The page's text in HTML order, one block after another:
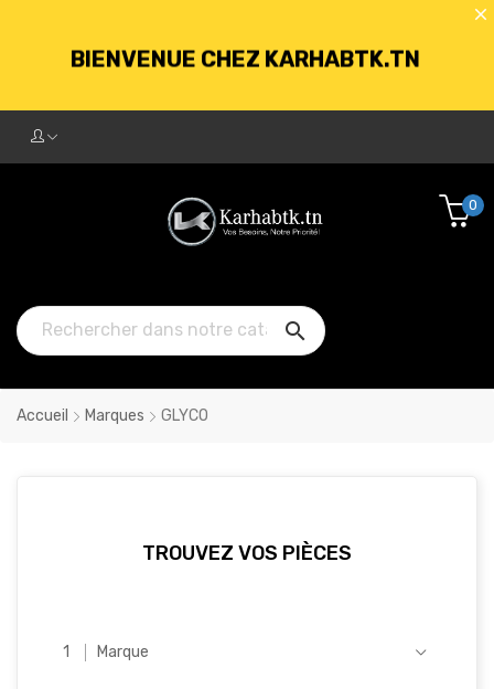
BIENVENUE CHEZ KARHABTK.TN
250DT D'ACHATS

0
Accueil Marques GLYCO
TROUVEZ VOS PIÈCES
Marque